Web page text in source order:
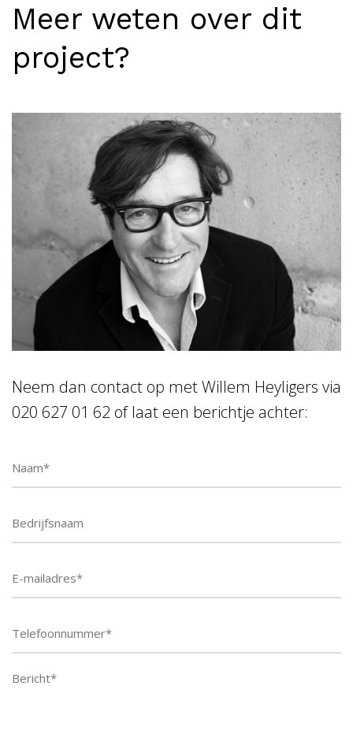
Meer weten over dit
project?
Neem dan contact op met Willem Heyligers via
020 627 01 62 of laat een berichtje achter:
Telefoonnummer